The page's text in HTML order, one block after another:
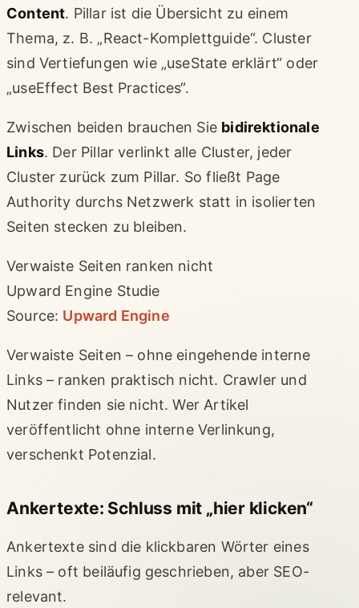
Content. Pillar ist die Übersicht zu einem
Thema, z. B. „React-Komplettguide“. Cluster
sind Vertiefungen wie „useState erklärt“ oder
„useEffect Best Practices“.
Zwischen beiden brauchen Sie bidirektionale
Links. Der Pillar verlinkt alle Cluster, jeder
Cluster zurück zum Pillar. So fließt Page
Authority durchs Netzwerk statt in isolierten
Seiten stecken zu bleiben.
Verwaiste Seiten ranken nicht
Upward Engine Studie
Source: Upward Engine
Verwaiste Seiten – ohne eingehende interne
Links – ranken praktisch nicht. Crawler und
Nutzer finden sie nicht. Wer Artikel
veröffentlicht ohne interne Verlinkung,
verschenkt Potenzial.
Ankertexte: Schluss mit „hier klicken“
Ankertexte sind die klickbaren Wörter eines
Links – oft beiläufig geschrieben, aber SEO-
relevant.